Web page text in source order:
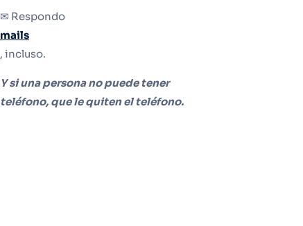
✉ Respondo
mails
, incluso.
Y si una persona no puede tener
teléfono, que le quiten el teléfono.